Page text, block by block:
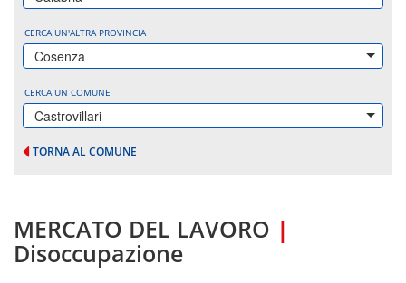
CERCA UN'ALTRA PROVINCIA
Cosenza
CERCA UN COMUNE
Castrovillari
TORNA AL COMUNE
MERCATO DEL LAVORO |
Disoccupazione